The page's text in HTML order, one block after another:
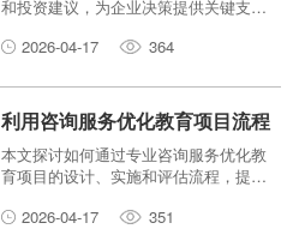
和投资建议，为企业决策提供关键支
展。2026-04-17 364
利用咨询服务优化教育项目流程
本文探讨如何通过专业咨询服务优化教
育项目的设计、实施和评估流程，提升
2026-04-17
351